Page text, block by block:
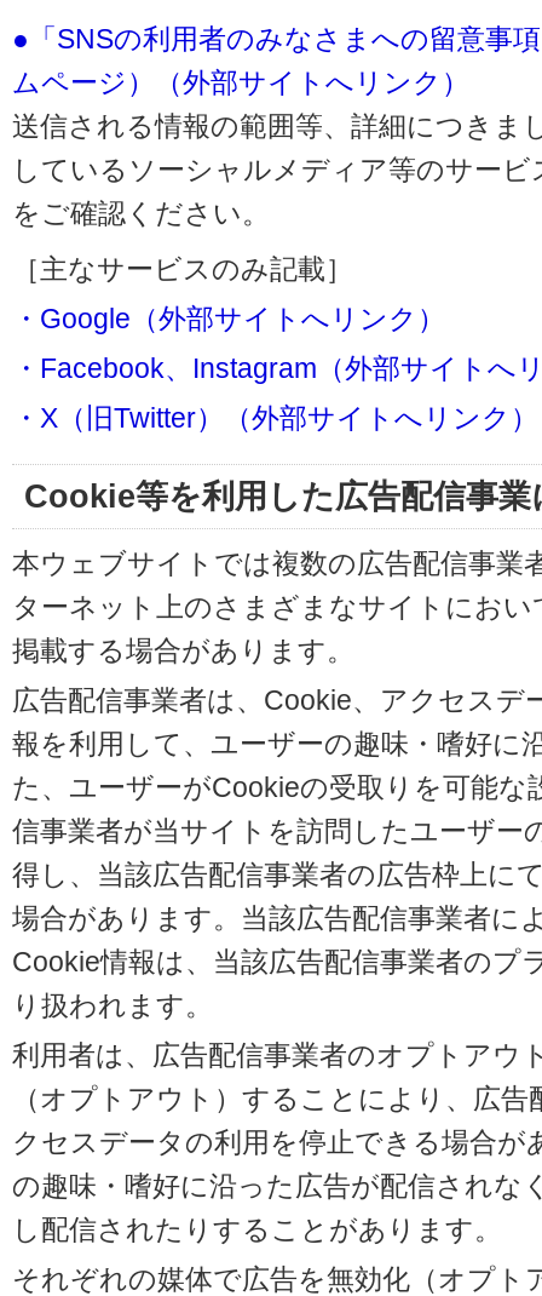
●「SNSの利用者のみなさまへの留意事
ムページ）（外部サイトへリンク）
送信される情報の範囲等、詳細につきま
しているソーシャルメディア等のサー
をご確認ください。
［主なサービスのみ記載］
・Google（外部サイトへリンク）
・Facebook、Instagram（外部サイトへ
・X（旧Twitter）（外部サイトへリンク）
Cookie等を利用した広告配信事
本ウェブサイトでは複数の広告配信事業
ターネット上のさまざまなサイトにお
掲載する場合があります。
広告配信事業者は、Cookie、アクセスデ
報を利用して、ユーザーの趣味・嗜好に
た、ユーザーがCookieの受取りを可能
信事業者が当サイトを訪問したユーザー
得し、当該広告配信事業者の広告枠上に
場合があります。当該広告配信事業者に
Cookie情報は、当該広告配信事業者のプ
り扱われます。
利用者は、広告配信事業者のオプトアウ
（オプトアウト）することにより、広
クセスデータの利用を停止できる場合が
の趣味・嗜好に沿った広告が配信されな
し配信されたりすることがあります。
それぞれの媒体で広告を無効化（オプト